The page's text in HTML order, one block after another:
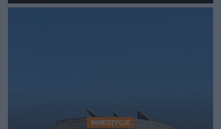
z lat 70.
INWESTYCJE